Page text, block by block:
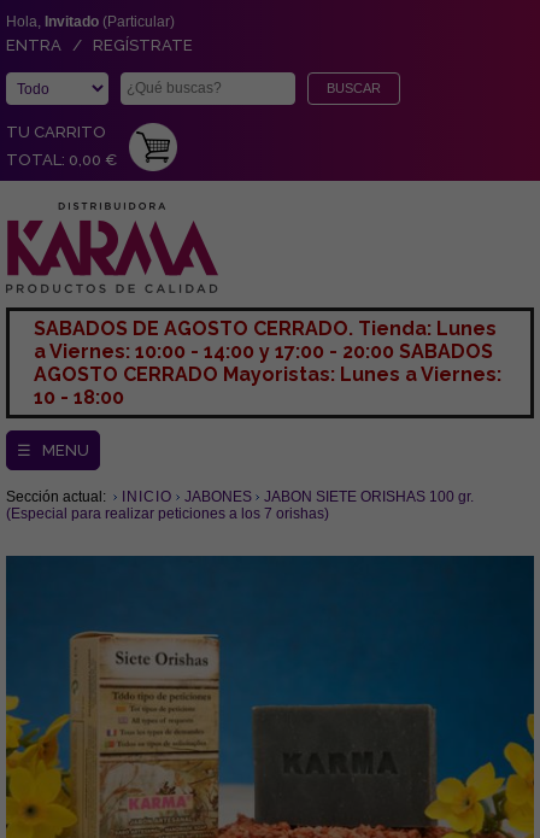
Hola, Invitado (Particular)
ENTRA / REGÍSTRATE
TU CARRITO
TOTAL: 0,00 €
SABADOS DE AGOSTO CERRADO. Tienda: Lunes
a Viernes: 10:00 - 14:00 y 17:00 - 20:00 SABADOS
AGOSTO CERRADO Mayoristas: Lunes a Viernes:
10 - 18:00
☰ MENU
Sección actual: INICIO JABONES
JABON SIETE ORISHAS 100 gr.
(Especial para realizar peticiones a los 7 orishas)